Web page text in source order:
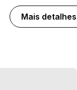
Mais detalhes